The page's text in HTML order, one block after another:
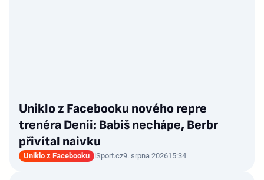
Uniklo z Facebooku nového repre
trenéra Denii: Babiš nechápe, Berbr
přivítal naivku
Uniklo z Facebooku iSport.cz9. srpna 202615:34